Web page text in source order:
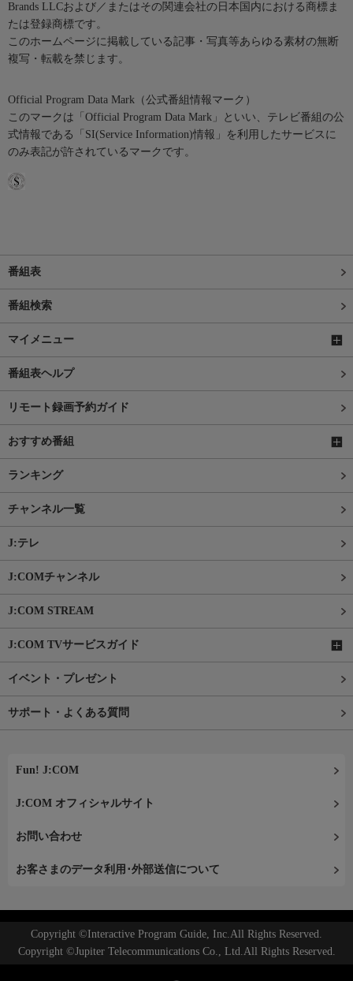
Brands LLCおよび／またはその関連会社の日本国内における商標ま
たは登録商標です。
このホームページに掲載している記事・写真等あらゆる素材の無断
複写・転載を禁じます。
Official Program Data Mark（公式番組情報マーク）
このマークは「Official Program Data Mark」といい、テレビ番組の公
式情報である「SI(Service Information)情報」を利用したサービスに
のみ表記が許されているマークです。
番組表
番組検索
マイメニュー
番組表ヘルプ
リモート録画予約ガイド
おすすめ番組
ランキング
チャンネル一覧
J:テレ
J:COMチャンネル
J:COM STREAM
J:COM TVサービスガイド
イベント・プレゼント
サポート・よくある質問
Fun! J:COM
J:COM オフィシャルサイト
お問い合わせ
お客さまのデータ利用･外部送信について
Copyright ©Interactive Program Guide, Inc.All Rights Reserved.
Copyright ©Jupiter Telecommunications Co., Ltd.All Rights Reserved.